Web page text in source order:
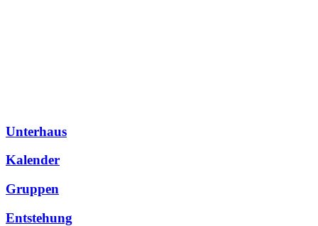
Unterhaus
Kalender
Gruppen
Entstehung